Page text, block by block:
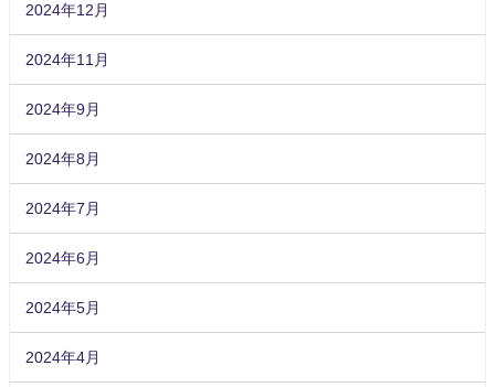
2024年12月
2024年11月
2024年9月
2024年8月
2024年7月
2024年6月
2024年5月
2024年4月